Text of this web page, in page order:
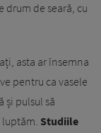
drum de seară, cu
asta ar însemna
pentru ca vasele
și pulsul să
luptăm. Studiile